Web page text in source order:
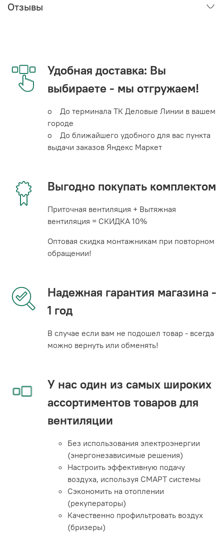
Отзывы
Удобная доставка: Вы
выбираете - мы отгружаем!
o До терминала ТК Деловые Линии в вашем
городе
o До ближайшего удобного для вас пункта
выдачи заказов Яндекс Маркет
Выгодно покупать комплектом
Приточная вентиляция + Вытяжная
вентиляция = СКИДКА 10%
Оптовая скидка монтажникам при повторном
обращении!
Надежная гарантия магазина -
1 год
В случае если вам не подошел товар - всегда
можно вернуть или обменять!
У нас один из самых широких
ассортиментов товаров для
вентиляции
Без использования электроэнергии
(энергонезависимые решения)
Настроить эффективную подачу
воздуха, используя СМАРТ системы
Сэкономить на отоплении
(рекуператоры)
Качественно профильтровать воздух
(бризеры)